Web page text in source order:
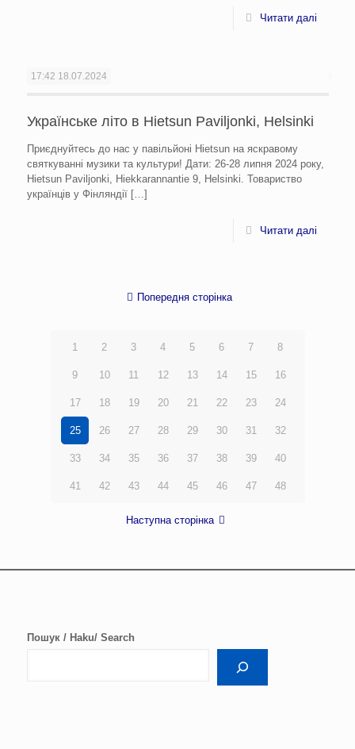
Читати далі
17:42 18.07.2024
Українське літо в Hietsun Paviljonki, Helsinki
Приєднуйтесь до нас у павільйоні Hietsun на яскравому
святкуванні музики та культури! Дати: 26-28 липня 2024 року,
Hietsun Paviljonki, Hiekkarannantie 9, Helsinki. Товариство
українців у Фінляндії[…]
Читати далі
Попередня сторінка
1 2 3 4 5 6 7 8
9 10 11 12 13 14 15 16
17 18 19 20 21 22 23 24
25 26 27 28 29 30 31 32
33 34 35 36 37 38 39 40
41 42 43 44 45 46 47 48
Наступна сторінка
Пошук / Haku/ Search